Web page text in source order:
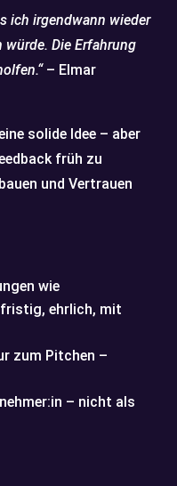
ich irgendwann wieder
Die Erfahrung
– Elmar
solide Idee – aber
früh zu
und Vertrauen
wie
ehrlich, mit
zum Pitchen –
– nicht als